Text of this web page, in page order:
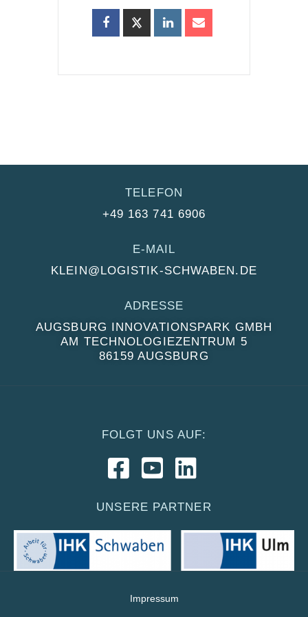
TELEFON
+49 163 741 6906
E-MAIL
KLEIN@LOGISTIK-SCHWABEN.DE
ADRESSE
AUGSBURG INNOVATIONSPARK GMBH
AM TECHNOLOGIEZENTRUM 5
86159 AUGSBURG
FOLGT UNS AUF:
UNSERE PARTNER
Impressum